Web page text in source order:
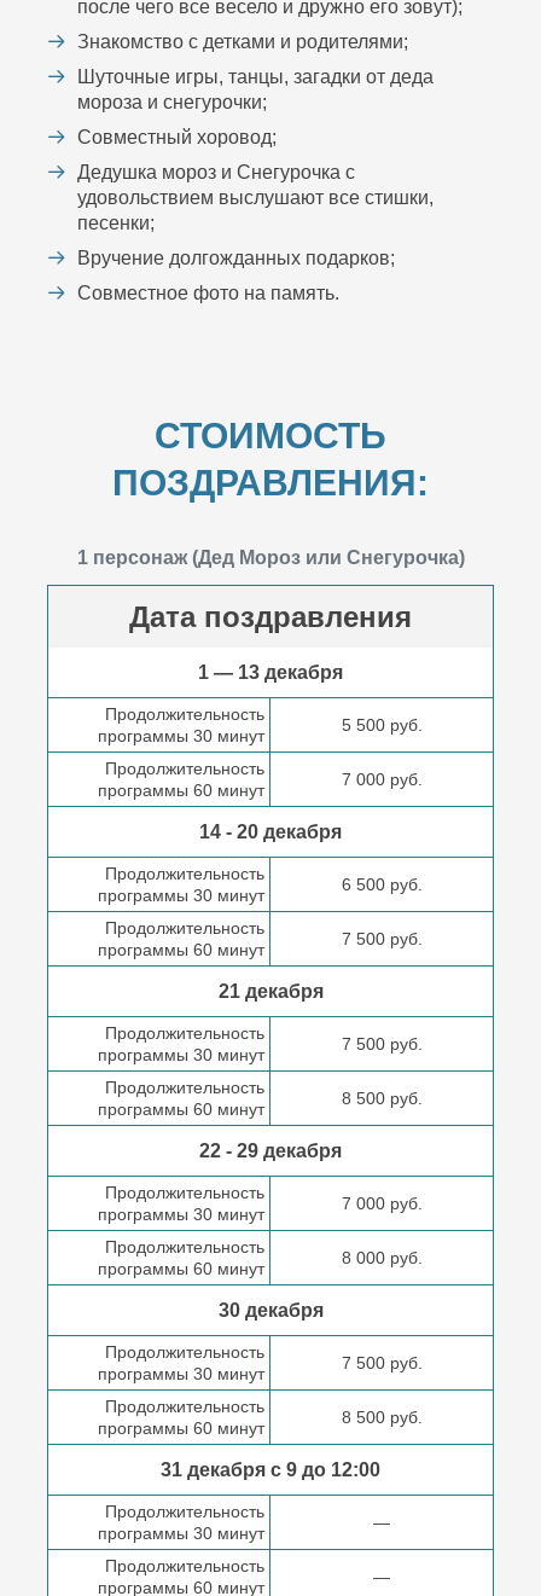
после чего все весело и дружно его зовут);
Знакомство с детками и родителями;
Шуточные игры, танцы, загадки от деда
мороза и снегурочки;
Совместный хоровод;
Дедушка мороз и Снегурочка с
удовольствием выслушают все стишки,
песенки;
Вручение долгожданных подарков;
Совместное фото на память.
СТОИМОСТЬ
ПОЗДРАВЛЕНИЯ:
1 персонаж (Дед Мороз или Снегурочка)
Дата поздравления
1 — 13 декабря
Продолжительность
программы 30 минут
5 500 руб.
Продолжительность
программы 60 минут
7 000 руб.
14 - 20 декабря
Продолжительность
программы 30 минут
6 500 руб.
Продолжительность
программы 60 минут
7 500 руб.
21 декабря
Продолжительность
программы 30 минут
7 500 руб.
Продолжительность
программы 60 минут
8 500 руб.
22 - 29 декабря
Продолжительность
программы 30 минут
7 000 руб.
Продолжительность
программы 60 минут
8 000 руб.
30 декабря
Продолжительность
программы 30 минут
7 500 руб.
Продолжительность
программы 60 минут
8 500 руб.
31 декабря с 9 до 12:00
Продолжительность
программы 30 минут
—
Продолжительность
программы 60 минут
—